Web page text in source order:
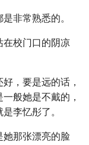
非常熟悉的。
在校门口的阴凉
，要是远的话，
般她是不戴的，
李忆彤了。
她那张漂亮的脸